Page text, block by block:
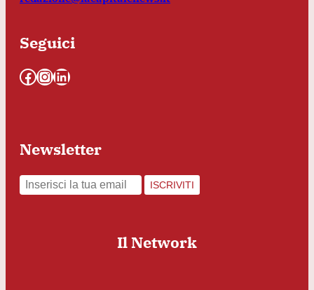
Seguici
Facebook InstagramLinkedIn
Newsletter
ISCRIVITI
Il Network